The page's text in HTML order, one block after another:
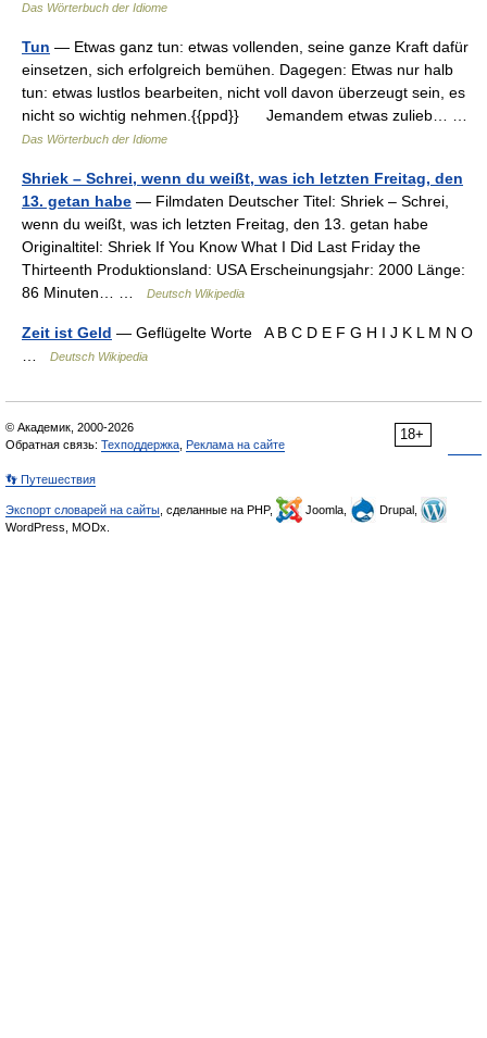
Das Wörterbuch der Idiome
Tun — Etwas ganz tun: etwas vollenden, seine ganze Kraft dafür
einsetzen, sich erfolgreich bemühen. Dagegen: Etwas nur halb
tun: etwas lustlos bearbeiten, nicht voll davon überzeugt sein, es
nicht so wichtig nehmen.{{ppd}} Jemandem etwas zulieb… …
Das Wörterbuch der Idiome
Shriek – Schrei, wenn du weißt, was ich letzten Freitag, den
13. getan habe — Filmdaten Deutscher Titel: Shriek – Schrei,
wenn du weißt, was ich letzten Freitag, den 13. getan habe
Originaltitel: Shriek If You Know What I Did Last Friday the
Thirteenth Produktionsland: USA Erscheinungsjahr: 2000 Länge:
86 Minuten… …
Deutsch Wikipedia
Zeit ist Geld — Geflügelte Worte A B C D E F G H I J K L M N O
Deutsch Wikipedia
18+
© Академик, 2000-2026
Обратная связь: Техподдержка Реклама на сайте
👣 Путешествия
Экспорт словарей на сайты , сделанные на PHP, Joomla,
Drupal,
WordPress, MODx.